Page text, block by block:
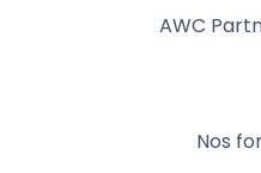
AWC
Nos